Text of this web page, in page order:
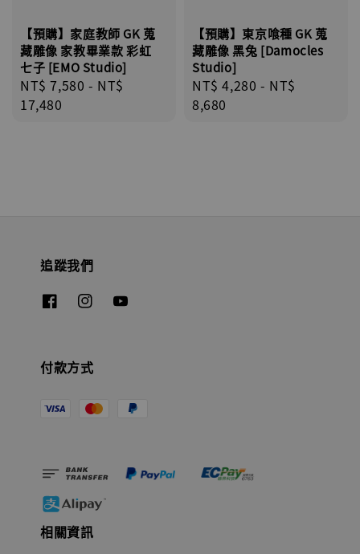
【預購】家庭教師 GK 蒐
藏雕像 家教畢業款 彩虹
七子 [EMO St​​udio]
Regular
price
NT$ 7,580 - NT$
17,480
【預購】東京喰種 GK 蒐
藏雕像 黑兔 [Damocles
Studio]
Regular
price
NT$ 4,280 - NT$
8,680
追蹤我們
付款方式
相關資訊